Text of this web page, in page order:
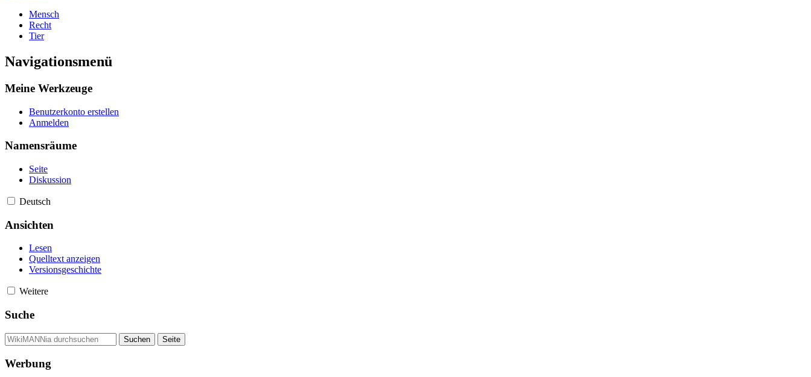
Mensch
Recht
Tier
Navigationsmenü
Meine Werkzeuge
Benutzerkonto erstellen
Anmelden
Namensräume
Seite
Diskussion
Deutsch
Ansichten
Lesen
Quelltext anzeigen
Versionsgeschichte
Weitere
Suche
Werbung